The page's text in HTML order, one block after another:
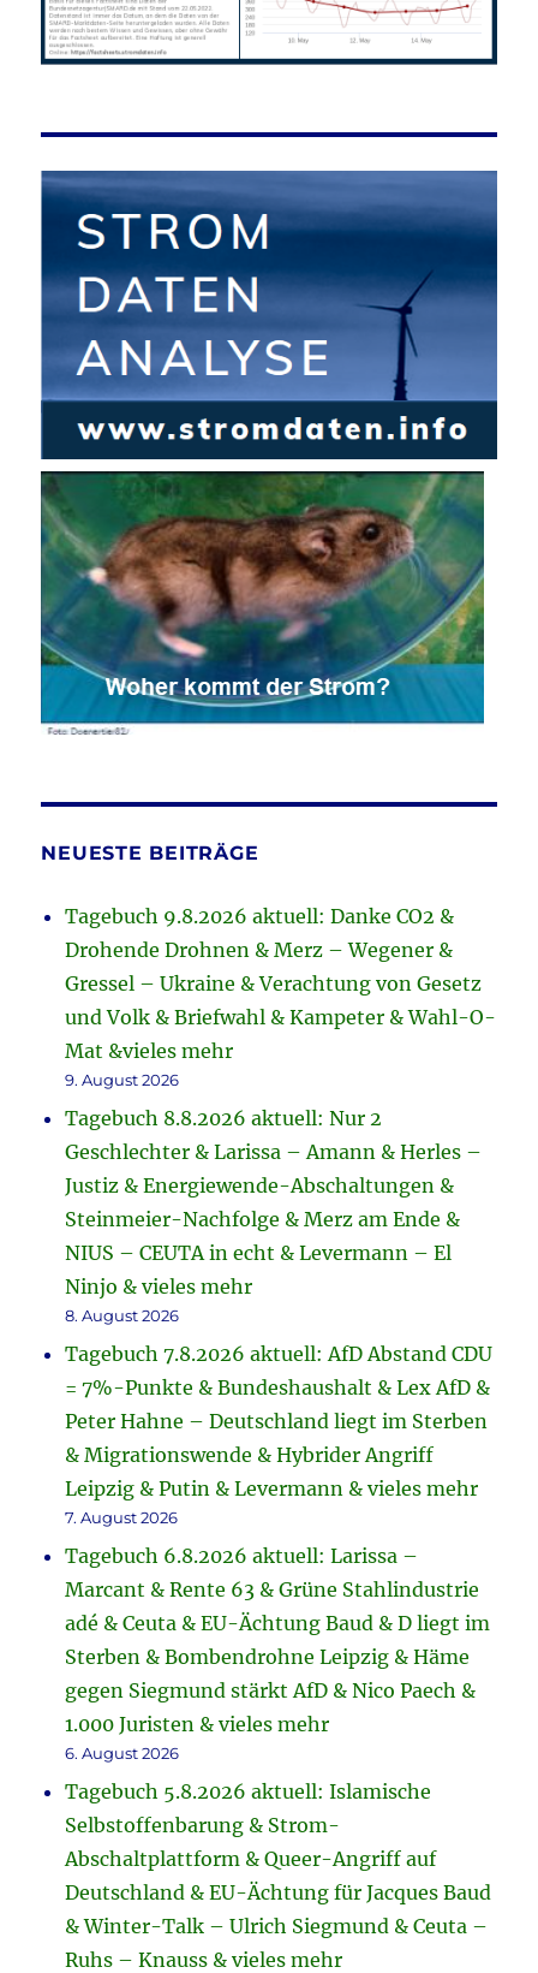
NEUESTE BEITRÄGE
Tagebuch 9.8.2026 aktuell: Danke CO2 &
Drohende Drohnen & Merz – Wegener &
Gressel – Ukraine & Verachtung von Gesetz
und Volk & Briefwahl & Kampeter & Wahl-O-
Mat &vieles mehr
9. August 2026
Tagebuch 8.8.2026 aktuell: Nur 2
Geschlechter & Larissa – Amann & Herles –
Justiz & Energiewende-Abschaltungen &
Steinmeier-Nachfolge & Merz am Ende &
NIUS – CEUTA in echt & Levermann – El
Ninjo & vieles mehr
8. August 2026
Tagebuch 7.8.2026 aktuell: AfD Abstand CDU
= 7%-Punkte & Bundeshaushalt & Lex AfD &
Peter Hahne – Deutschland liegt im Sterben
& Migrationswende & Hybrider Angriff
Leipzig & Putin & Levermann & vieles mehr
7. August 2026
Tagebuch 6.8.2026 aktuell: Larissa –
Marcant & Rente 63 & Grüne Stahlindustrie
adé & Ceuta & EU-Ächtung Baud & D liegt im
Sterben & Bombendrohne Leipzig & Häme
gegen Siegmund stärkt AfD & Nico Paech &
1.000 Juristen & vieles mehr
6. August 2026
Tagebuch 5.8.2026 aktuell: Islamische
Selbstoffenbarung & Strom-
Abschaltplattform & Queer-Angriff auf
Deutschland & EU-Ächtung für Jacques Baud
& Winter-Talk – Ulrich Siegmund & Ceuta –
Ruhs – Knauss & vieles mehr